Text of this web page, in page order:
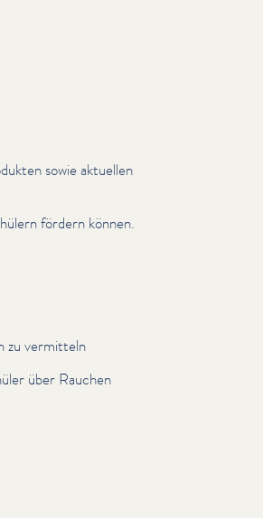
sowie aktuellen
fördern können.
zu vermitteln
über Rauchen